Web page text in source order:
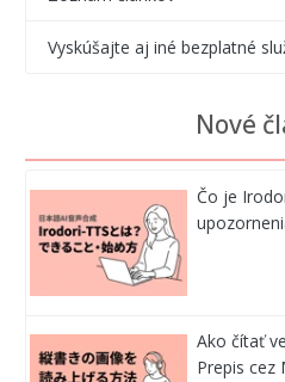
Vyskúšajte aj iné bezplatné
Nové
Čo je
Ako čítať
Prepis cez